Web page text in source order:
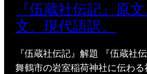
『伍蔵社伝記』原
文、現代語訳。
『伍蔵社伝記』解題 『伍蔵社
舞鶴市の岩室稲荷神社に伝わ